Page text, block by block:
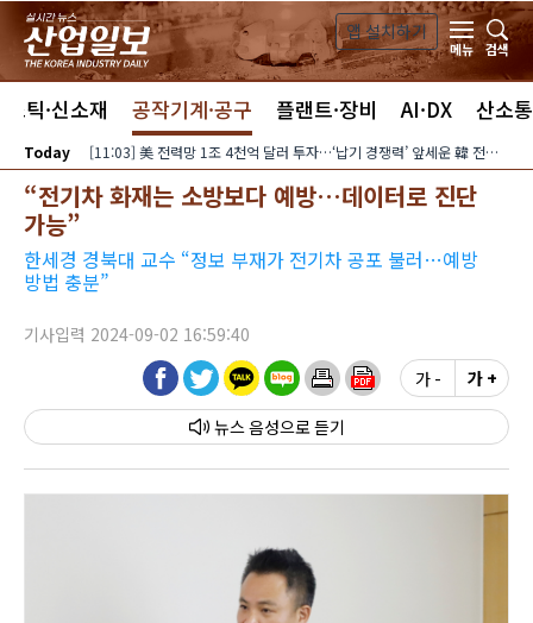
본문 바로가기
앱 설치하기
메뉴
검색
틱·신소재 공작기계·공구 플랜트·장비 AI·DX 산소통
Today [11:03] 美 전력망 1조 4천억 달러 투자…‘납기 경쟁력’ 앞세운 韓 전력기자재 수출 호조
“전기차 화재는 소방보다 예방…데이터로 진단
가능”
한세경 경북대 교수 “정보 부재가 전기차 공포 불러…예방
방법 충분”
기사입력 2024-09-02 16:59:40
뉴스 음성
가 - 가 +